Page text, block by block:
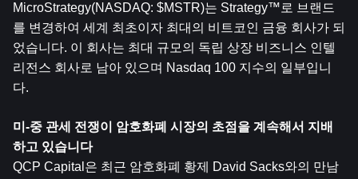
MicroStrategy(NASDAQ: $MSTR)는 Strategy™로 브랜드
를 변경하여 세계 최초이자 최대의 비트코인 ​​금융 회사가 되
었습니다. 이 회사는 최대 규모의 독립 상장 비즈니스 인텔
리전스 회사로 남아 있으며 Nasdaq 100 지수의 일부입니
다.
미-중 관세 전쟁이 암호화폐 시장의 초점을 계속해서 지배
하고 있습니다
QCP Capital은 최근 암호화폐 황제 David Sacks와의 만남